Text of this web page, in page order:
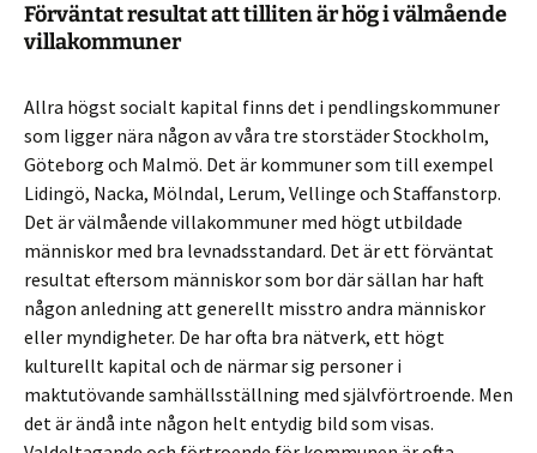
Förväntat resultat att tilliten är hög i välmående
villakommuner
Allra högst socialt kapital finns det i pendlingskommuner
som ligger nära någon av våra tre storstäder Stockholm,
Göteborg och Malmö. Det är kommuner som till exempel
Lidingö, Nacka, Mölndal, Lerum, Vellinge och Staffanstorp.
Det är välmående villakommuner med högt utbildade
människor med bra levnadsstandard. Det är ett förväntat
resultat eftersom människor som bor där sällan har haft
någon anledning att generellt misstro andra människor
eller myndigheter. De har ofta bra nätverk, ett högt
kulturellt kapital och de närmar sig personer i
maktutövande samhällsställning med självförtroende. Men
det är ändå inte någon helt entydig bild som visas.